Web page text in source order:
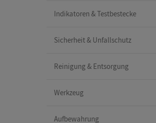
Indikatoren & Testbestecke
Sicherheit & Unfallschutz
Reinigung & Entsorgung
Werkzeug
Aufbewahrung